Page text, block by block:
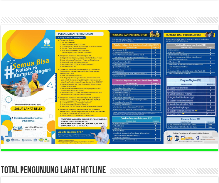
TOTAL PENGUNJUNG LAHAT HOTLINE